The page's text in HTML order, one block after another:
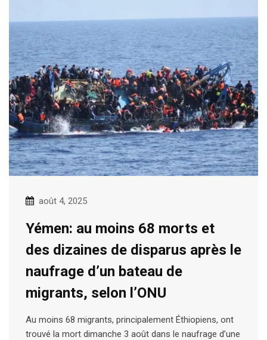
août 4, 2025
Yémen: au moins 68 morts et
des dizaines de disparus après le
naufrage d’un bateau de
migrants, selon l’ONU
Au moins 68 migrants, principalement Éthiopiens, ont
trouvé la mort dimanche 3 août dans le naufrage d’une